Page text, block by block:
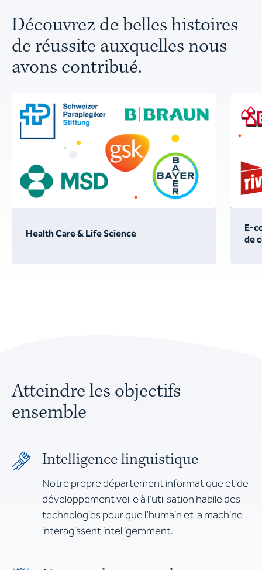
Découvrez de belles histoires
de réussite auxquelles nous
avons contribué.
Health Care & Life Science
E-
de
Atteindre les objectifs
ensemble
Intelligence linguistique
Notre propre département informatique et de
développement veille à l’utilisation habile des
technologies pour que l’humain et la machine
interagissent intelligemment.